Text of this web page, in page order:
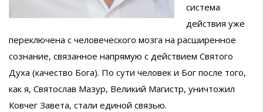
система
действия уже
переключена с человеческого мозга на расширенное
сознание, связанное напрямую с действием Святого
Духа (качество Бога). По сути человек и Бог после того,
как я, Святослав Мазур, Великий Магистр, уничтожил
Ковчег Завета, стали единой связью.